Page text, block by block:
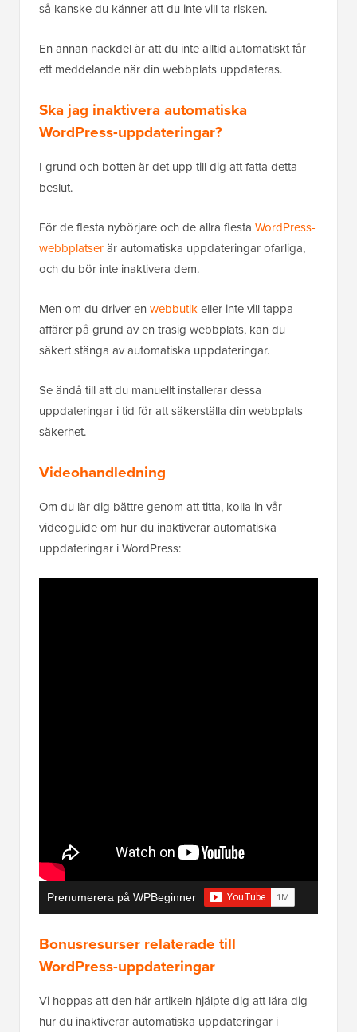
så kanske du känner att du inte vill ta risken.
En annan nackdel är att du inte alltid automatiskt får
ett meddelande när din webbplats uppdateras.
Ska jag inaktivera automatiska
WordPress-uppdateringar?
I grund och botten är det upp till dig att fatta detta
beslut.
För de flesta nybörjare och de allra flesta WordPress-
webbplatserär automatiska uppdateringar ofarliga,
och du bör inte inaktivera dem.
Men om du driver en webbutikeller inte vill tappa
affärer på grund av en trasig webbplats, kan du
säkert stänga av automatiska uppdateringar.
Se ändå till att du manuellt installerar dessa
uppdateringar i tid för att säkerställa din webbplats
säkerhet.
Videohandledning
Om du lär dig bättre genom att titta, kolla in vår
videoguide om hur du inaktiverar automatiska
uppdateringar i WordPress:
Prenumerera på WPBeginner
Bonusresurser relaterade till
WordPress-uppdateringar
Vi hoppas att den här artikeln hjälpte dig att lära dig
hur du inaktiverar automatiska uppdateringar i